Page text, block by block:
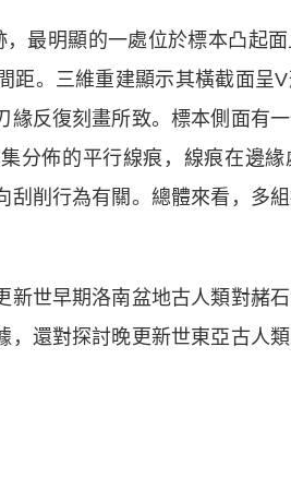
明顯的一處位於標本凸起面
距。三維重建顯示其橫截面呈
反復刻畫所致。標本側面有
分佈的平行線痕，線痕在邊
削行為有關。總體來看，多
世早期洛南盆地古人類對赭石
還對探討晚更新世東亞古人